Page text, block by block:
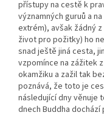
přístupy na cestě k
významných guruů a
extrém), avšak žádný
život pro požitky) ho
snad ještě jiná cesta,
vzpomínce na zážitek
okamžiku a zažil tak
poznává, že toto je
následující dny věnuje
dnech Buddha dochází